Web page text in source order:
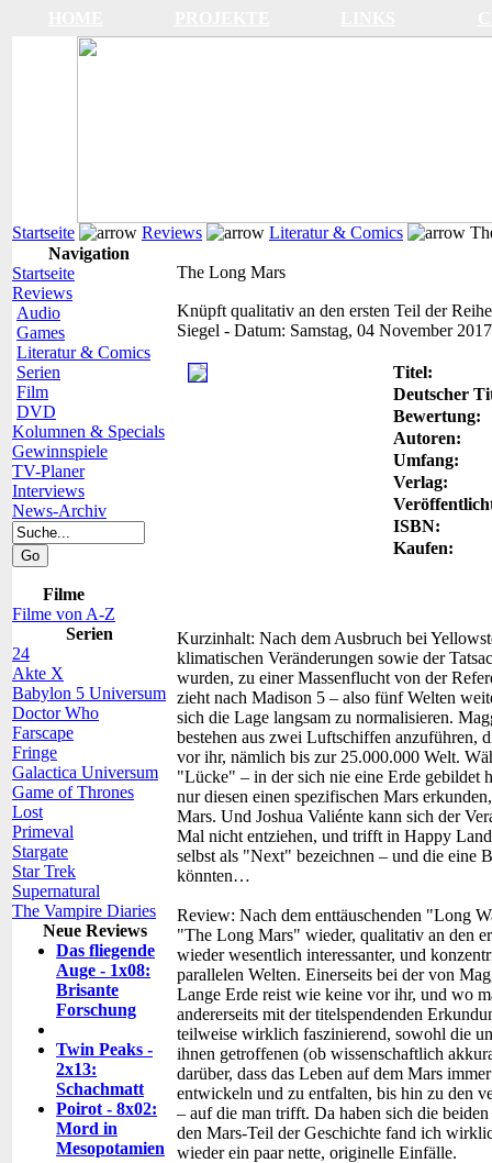
Startseite Reviews Literatur & Comics
Navigation
Startseite
Reviews
Audio
Games
Literatur & Comics
Serien
Film
DVD
Kolumnen & Specials
Gewinnspiele
TV-Planer
Interviews
News-Archiv
Filme
Filme von A-Z
Serien
24
Akte X
Babylon 5 Universum
Doctor Who
Farscape
Fringe
Galactica Universum
Game of Thrones
Lost
Primeval
Stargate
Star Trek
Supernatural
The Vampire Diaries
Neue Reviews
Das fliegende
Auge - 1x08:
Brisante
Forschung
Twin Peaks -
2x13:
Schachmatt
Poirot - 8x02:
Mord in
Mesopotamien
The Long Mars
Knüpft qualitativ an den ersten Teil der
Siegel - Datum: Samstag, 04 November 2017
Titel:
Deutscher
Bewertung:
Autoren:
Umfang:
Verlag:
ISBN:
Kaufen:
Kurzinhalt: Nach dem Ausbruch bei
klimatischen Veränderungen sowie der
wurden, zu einer Massenflucht von der
zieht nach Madison 5 – also fünf Welten
sich die Lage langsam zu normalisieren.
bestehen aus zwei Luftschiffen anzuführen,
vor ihr, nämlich bis zur 25.000.000 Welt.
"Lücke" – in der sich nie eine Erde gebildet
nur diesen einen spezifischen Mars
Mars. Und Joshua Valiénte kann sich der
Mal nicht entziehen, und trifft in Happy
selbst als "Next" bezeichnen – und die eine
könnten…
Review: Nach dem enttäuschenden "Long
"The Long Mars" wieder, qualitativ an den
wieder wesentlich interessanter, und
parallelen Welten. Einerseits bei der von
Lange Erde reist wie keine vor ihr, und wo
andererseits mit der titelspendenden
teilweise wirklich faszinierend, sowohl die
ihnen getroffenen (ob wissenschaftlich
darüber, dass das Leben auf dem Mars
entwickeln und zu entfalten, bis hin zu den
– auf die man trifft. Da haben sich die
den Mars-Teil der Geschichte fand ich
wieder ein paar nette, originelle Einfälle.